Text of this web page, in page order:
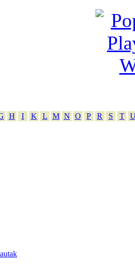
H I K L M N O P R S T